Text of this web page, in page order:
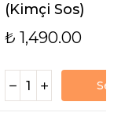
(Kimçi Sos)
₺ 1,490.00